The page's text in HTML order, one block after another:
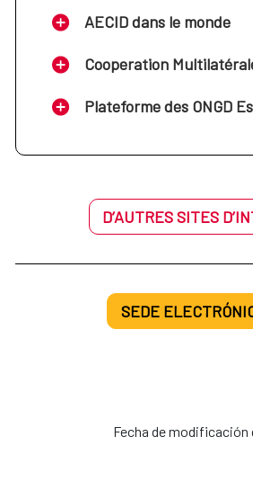
AECID dans le monde
Cooperation
Plateforme des ONGD
D’AUTRES SITES
SEDE
Fecha de